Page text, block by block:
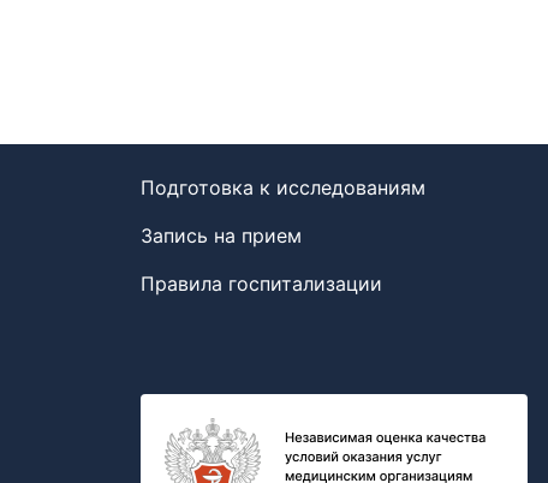
Подготовка к исследованиям
Запись на прием
Правила госпитализации